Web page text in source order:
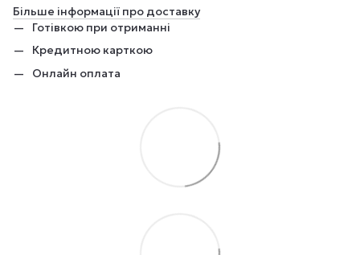
Більше інформації про доставку
Готівкою при отриманні
Кредитною карткою
Онлайн оплата